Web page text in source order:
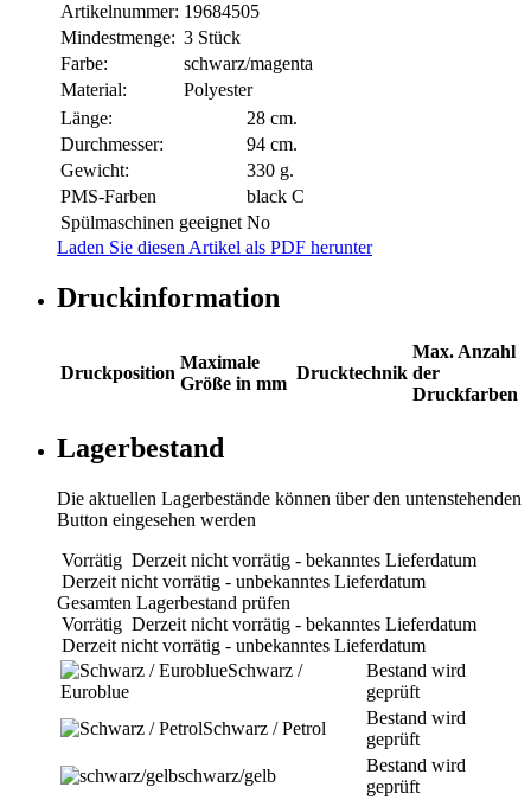
Artikelnummer: 19684505
Mindestmenge: 3 Stück
Farbe:
schwarz/magenta
Material:
Polyester
Länge:
28 cm.
Durchmesser:
94 cm.
Gewicht:
330 g.
PMS-Farben
black C
Spülmaschinen geeignet No
Laden Sie diesen Artikel als PDF herunter
Druckinformation
Druckposition
Maximale
Größe in mm
Drucktechnik
Max. Anzahl
der
Druckfarben
Lagerbestand
Die aktuellen Lagerbestände können über den untenstehenden
Button eingesehen werden
Vorrätig Derzeit nicht vorrätig - bekanntes Lieferdatum
Derzeit nicht vorrätig - unbekanntes Lieferdatum
Gesamten Lagerbestand prüfen
Vorrätig Derzeit nicht vorrätig - bekanntes Lieferdatum
Derzeit nicht vorrätig - unbekanntes Lieferdatum
Schwarz /
Euroblue
Bestand wird
geprüft
Schwarz / Petrol
Bestand wird
geprüft
schwarz/gelb
Bestand wird
geprüft